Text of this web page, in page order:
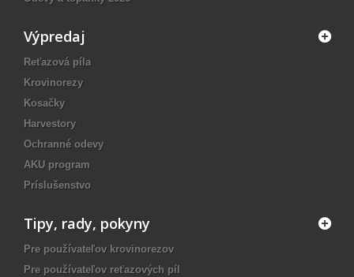
Výpredaj
Reťazová píla
Krovinorezy
Kosačky
Harvestory
Ochranné odevy
AKU program
Príslušenstvo
Tipy, rady, pokyny
Pre používateľov krovinorezov
Pre používateľov reťazových píl